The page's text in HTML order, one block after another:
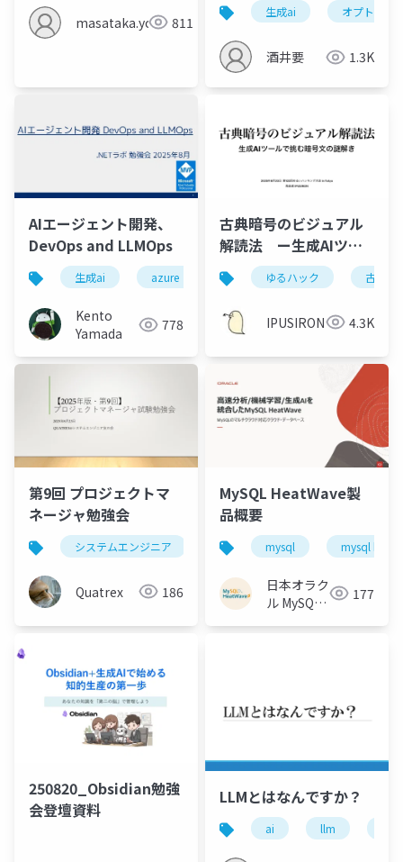
masataka.yokota811
生成ai オプトアウ
酒井要 1.3K
AIエージェント開発、
DevOps and LLMOps
生成ai azure
Kento
Yamada
778
古典暗号のビジュアル
解読法 ー生成AIツー
ルで挑む暗号文の謎解
きー
ゆるハック 古典暗
IPUSIRON 4.3K
第9回 プロジェクトマ
ネージャ勉強会
システムエンジニア 情報処理技術者試験 プロジ
Quatrex 186
MySQL HeatWave製
品概要
mysql mysql
日本オラク
ル MySQL
177
250820_Obsidian勉強
会登壇資料
LLMとはなんですか？
ai llm